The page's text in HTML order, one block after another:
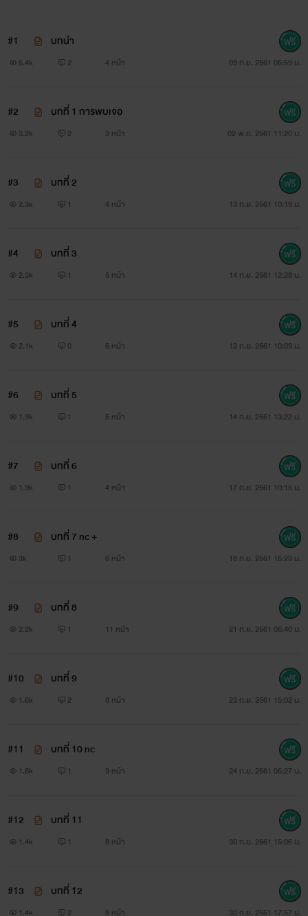
มาเฟียหนุ่มไฟแรง ลูกครึ่งเกาหลี-ไทย เป็นที่หมายปองของ
สาวๆทุกคน ทำธุระกิจทั้งในประเทศและนอกประเทศ ทั้งถูก
เสียชีวิตไปอย่างกะทันหัน โดยที่เขาไม่ได้เต็มใจ
นางเอก
นักร้องหนุ่มหน้าหวาน ที่เป็นที่ชื่นชอบของสาวๆ และหนุ่มๆ
#1 บทนำ
5.4k 2 4 หน้า 09 ก.ย. 2561 05:59 น.
#2 บทที่ 1 การพบเจอ
3.2k 2 3 หน้า 02 พ.ย. 2561 11:20 น.
#3 บทที่ 2
2.3k 1 4 หน้า 13 ก.ย. 2561 10:19 น.
#4 บทที่ 3
2.3k 1 5 หน้า 14 ก.ย. 2561 12:28 น.
#5 บทที่ 4
2.1k 0 6 หน้า 13 ก.ย. 2561 10:09 น.
#6 บทที่ 5
1.9k 1 5 หน้า 14 ก.ย. 2561 13:22 น.
#7 บทที่ 6
1.9k 1 4 หน้า 17 ก.ย. 2561 10:15 น.
#8 บทที่ 7 nc +
3k 1 6 หน้า 18 ก.ย. 2561 15:23 น.
#9 บทที่ 8
2.2k 1 11 หน้า 21 ก.ย. 2561 06:40 น.
#10 บทที่ 9
1.6k 2 8 หน้า 23 ก.ย. 2561 15:02 น.
#11 บทที่ 10 nc
1.8k 1 9 หน้า 24 ก.ย. 2561 05:27 น.
#12 บทที่ 11
1.4k 1 8 หน้า 30 ก.ย. 2561 15:06 น.
#13 บทที่ 12
1.4k 2 8 หน้า 30 ก.ย. 2561 17:57 น.